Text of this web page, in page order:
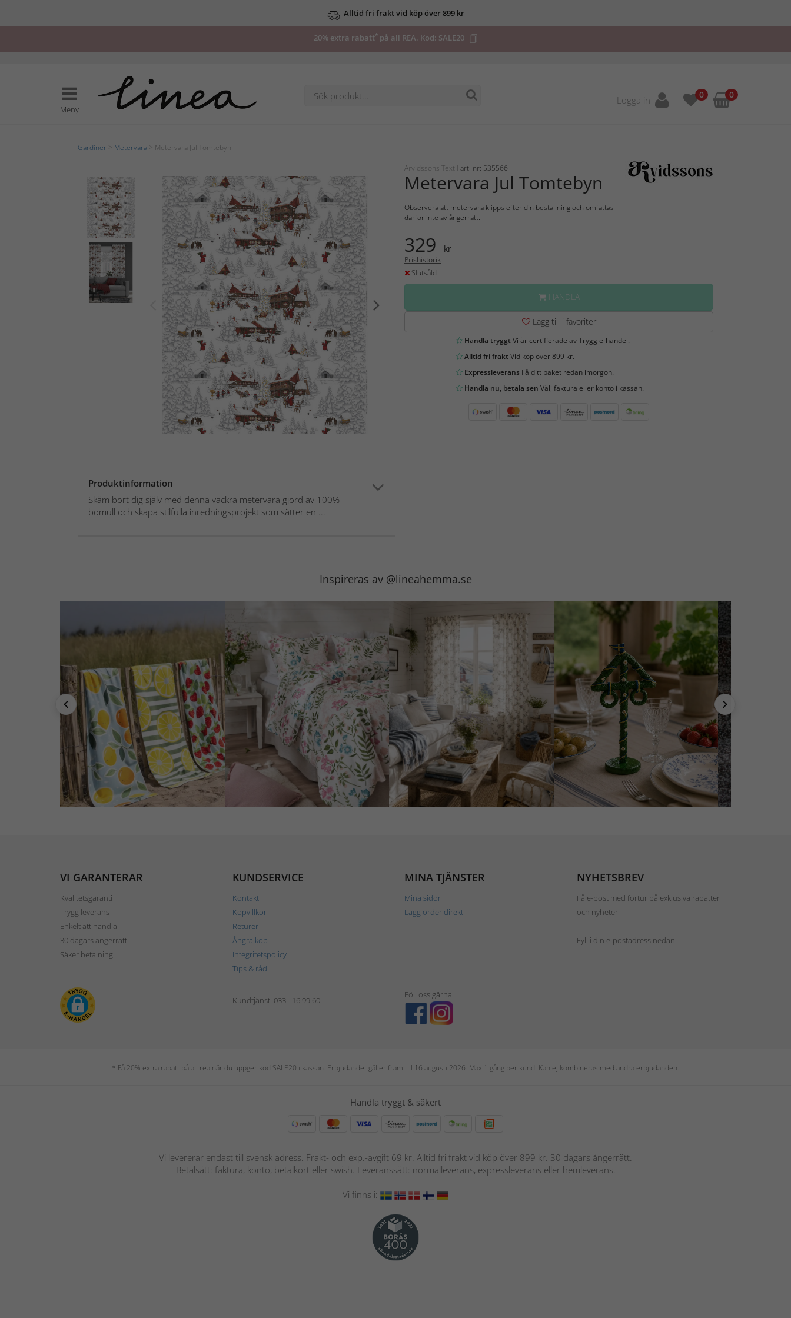
Alltid fri frakt vid köp över 899 kr
20% extra rabatt*på all REA. Kod: SALE20
Meny
Logga in 0 0
Gardiner Metervara > Metervara Jul Tomtebyn
Produktinformation
Skäm bort dig själv med denna vackra metervara gjord av 100%
bomull och skapa stilfulla inredningsprojekt som sätter en ...
Arvidssons Textil art. nr: 535566
Metervara Jul Tomtebyn
Observera att metervara klipps efter din beställning och omfattas
därför inte av ångerrätt.
329 kr
Prishistorik
Slutsåld
HANDLA
Lägg till i favoriter
Handla tryggtVi är certifierade av Trygg e-handel.
Alltid fri fraktVid köp över 899 kr.
ExpressleveransFå ditt paket redan imorgon.
Handla nu, betala sen Välj faktura eller konto i kassan.
Inspireras av @lineahemma.se
VI GARANTERAR
Kvalitetsgaranti
Trygg leverans
Enkelt att handla
30 dagars ångerrätt
Säker betalning
KUNDSERVICE
Kontakt
Köpvillkor
Returer
Ångra köp
Integritetspolicy
Tips & råd
MINA TJÄNSTER
Mina sidor
Lägg order direkt
NYHETSBREV
Få e-post med förtur på exklusiva rabatter
och nyheter.
Fyll i din e-postadress nedan.
Kundtjänst: 033 - 16 99 60
Följ oss gärna!
* Få 20% extra rabatt på all rea när du uppger kod SALE20 i kassan. Erbjudandet gäller fram till 16 augusti 2026. Max 1 gång per kund. Kan ej kombineras med andra erbjudanden.
Handla tryggt & säkert
Vi levererar endast till svensk adress. Frakt- och exp.-avgift 69 kr. Alltid fri frakt vid köp över 899 kr. 30 dagars ångerrätt.
Betalsätt: faktura, konto, betalkort eller swish. Leveranssätt: normalleverans, expressleverans eller hemleverans.
Vi finns i: